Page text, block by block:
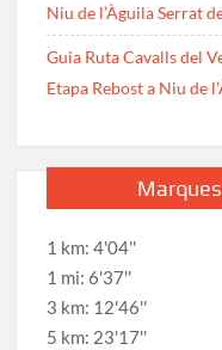
Niu de l’Àguila Serrat
Guia Ruta Cavalls del
Etapa Rebost a Niu de
1 km: 4'04''
1 mi: 6'37''
3 km: 12'46''
5 km: 23'17''